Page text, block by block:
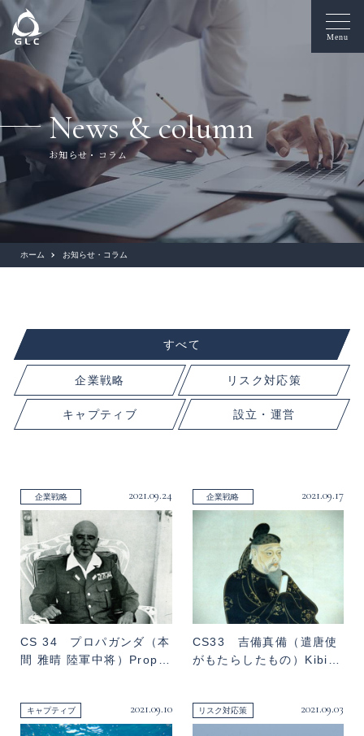
Menu
News & column
お知らせ・コラム
ホーム お知らせ・コラム
すべて
企業戦略 リスク対応策
キャプティブ 設立・運営
企業戦略 2021.09.24
CS 34 プロパガンダ（本
間 雅晴 陸軍中将）Prop…
企業戦略 2021.09.17
CS33 吉備真備（遣唐使
がもたらしたもの）Kibi…
キャプティブ 2021.09.10 リスク対応策 2021.09.03